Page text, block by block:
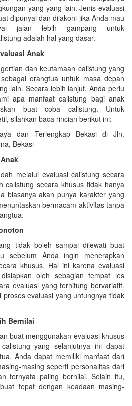
yang yang lain. Jenis evaluasi
dipunyai dan dilakoni jika Anda mau
jalan lebih gampang untuk
adalah hal yang dasar.
Anak
dan keutamaan calistung yang
orangtua untuk masa depan
lain. Secara lebih lanjut, Anda perlu
apa manfaat calistung bagi anak
buat coba calistung. Untuk
silahkan baca rincian berikut ini:
melalui evaluasi calistung secara
calistung secara khusus tidak hanya
biasanya akan punya karakter yang
bermacam aktivitas tanpa
tidak boleh sampai dilewati buat
sebelum Anda ingin menerapkan
khusus. Hal ini karena evaluasi
oleh sebagian tempat les
evaluasi yang terhitung bervariatif.
evaluasi yang untungnya tidak
Bernilai
buat menggunakan evaluasi khusus
yang selanjutnya ini dapat
Anda dapat memiliki manfaat dari
masing seperti personalitas dari
ternyata paling bernilai. Selain itu,
tepat dengan keadaan masing-